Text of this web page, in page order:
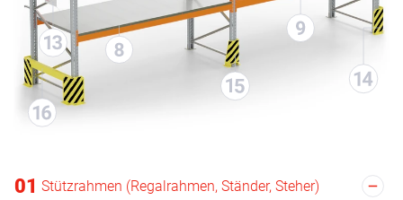
01 Stützrahmen (Regalrahmen, Ständer, Steher)